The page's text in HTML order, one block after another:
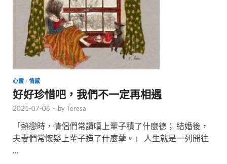
心靈 / 情感
好好珍惜吧，我們不一定再相遇
2021-07-08 - byTeresa
「熱戀時，情侶們常讚嘆上輩子積了什麼德； 結婚後，
夫妻們常懷疑上輩子造了什麼孽。」 人生就是一列開往